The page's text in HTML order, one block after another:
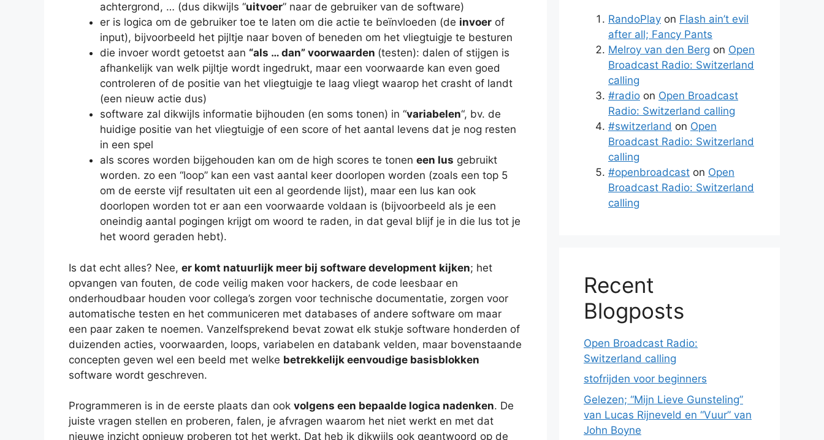
achtergrond, … (dus dikwijls “uitvoer” naar de gebruiker van de software)
er is logica om de gebruiker toe te laten om die actie te beïnvloeden (de invoer of
input), bijvoorbeeld het pijltje naar boven of beneden om het vliegtuigje te besturen
die invoer wordt getoetst aan “als … dan” voorwaarden (testen): dalen of stijgen is
afhankelijk van welk pijltje wordt ingedrukt, maar een voorwaarde kan even goed
controleren of de positie van het vliegtuigje te laag vliegt waarop het crasht of landt
(een nieuw actie dus)
software zal dikwijls informatie bijhouden (en soms tonen) in “variabelen“, bv. de
huidige positie van het vliegtuigje of een score of het aantal levens dat je nog resten
in een spel
als scores worden bijgehouden kan om de high scores te tonen een lus gebruikt
worden. zo een “loop” kan een vast aantal keer doorlopen worden (zoals een top 5
om de eerste vijf resultaten uit een al geordende lijst), maar een lus kan ook
doorlopen worden tot er aan een voorwaarde voldaan is (bijvoorbeeld als je een
oneindig aantal pogingen krijgt om woord te raden, in dat geval blijf je in die lus tot je
het woord geraden hebt).
Is dat echt alles? Nee, er komt natuurlijk meer bij software development kijken; het
opvangen van fouten, de code veilig maken voor hackers, de code leesbaar en
onderhoudbaar houden voor collega’s zorgen voor technische documentatie, zorgen voor
automatische testen en het communiceren met databases of andere software om maar
een paar zaken te noemen. Vanzelfsprekend bevat zowat elk stukje software honderden of
duizenden acties, voorwaarden, loops, variabelen en databank velden, maar bovenstaande
concepten geven wel een beeld met welke betrekkelijk eenvoudige basisblokken
software wordt geschreven.
Programmeren is in de eerste plaats dan ook volgens een bepaalde logica nadenken. De
juiste vragen stellen en proberen, falen, je afvragen waarom het niet werkt en met dat
nieuwe inzicht opnieuw proberen tot het werkt. Dat heb ik dikwijls ook geantwoord op de
RandoPlay on Flash ain’t evil
after all; Fancy Pants
Melroy van den Berg on Open
Broadcast Radio: Switzerland
calling
#radio on Open Broadcast
Radio: Switzerland calling
#switzerland on Open
Broadcast Radio: Switzerland
calling
#openbroadcast on Open
Broadcast Radio: Switzerland
calling
Recent
Blogposts
Open Broadcast Radio:
Switzerland calling
stofrijden voor beginners
Gelezen; “Mijn Lieve Gunsteling”
van Lucas Rijneveld en “Vuur” van
John Boyne